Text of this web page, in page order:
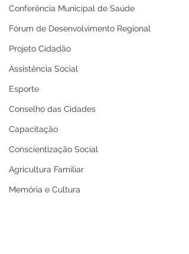
Conferência Municipal de Saúde
Fórum de Desenvolvimento Regional
Projeto Cidadão
Assistência Social
Esporte
Conselho das Cidades
Capacitação
Conscientização Social
Agricultura Familiar
Memória e Cultura